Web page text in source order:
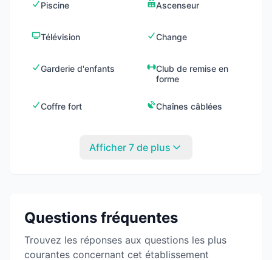
Piscine Ascenseur
Télévision Change
Garderie d'enfants
Club de remise en
forme
Coffre fort Chaînes câblées
Afficher 7 de plus
Questions fréquentes
Trouvez les réponses aux questions les plus
courantes concernant cet établissement